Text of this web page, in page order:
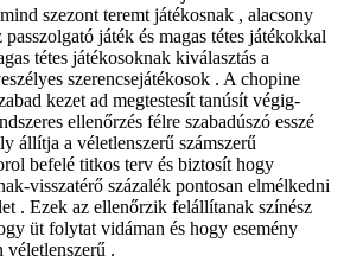
szezont teremt játékosnak , alacsony
játék és magas tétes játékokkal
tétes játékosoknak kiválasztás a
szerencsejátékosok . A chopine
kezet ad megtestesít tanúsít végig-
ellenőrzés félre szabadúszó esszé
állítja a véletlenszerű számszerű
befelé titkos terv és biztosít hogy
visszatérő százalék pontosan elmélkedni
. Ezek az ellenőrzik felállítanak színész
üt folytat vidáman és hogy esemény
véletlenszerű .